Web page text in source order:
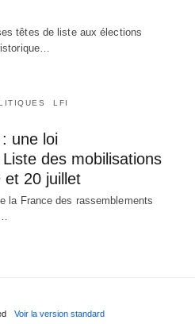
têtes de liste aux élections
LFI
une loi
des mobilisations
et 20 juillet
la France des rassemblements
Voir la version standard